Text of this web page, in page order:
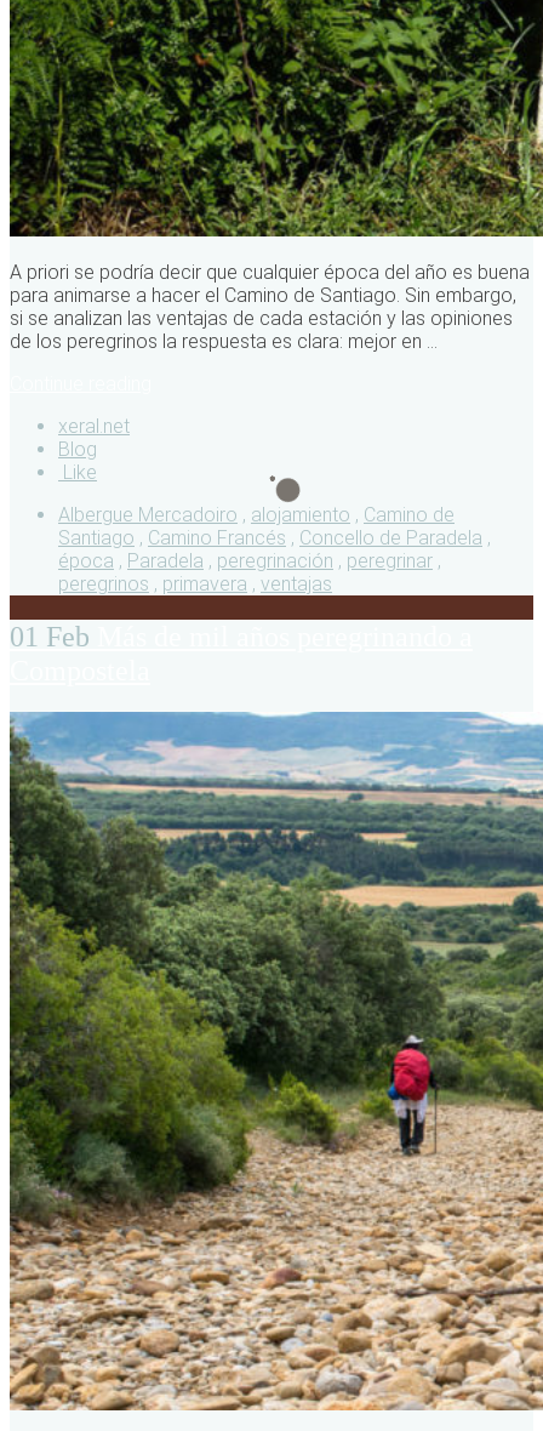
A priori se podría decir que cualquier época del año es buena
para animarse a hacer el Camino de Santiago. Sin embargo,
si se analizan las ventajas de cada estación y las opiniones
de los peregrinos la respuesta es clara: mejor en ...
xeral.net
Blog
Like
Albergue Mercadoiro , alojamiento , Camino de
Santiago , Camino Francés , Concello de Paradela ,
época , Paradela , peregrinación , peregrinar ,
peregrinos , primavera , ventajas
01 Feb